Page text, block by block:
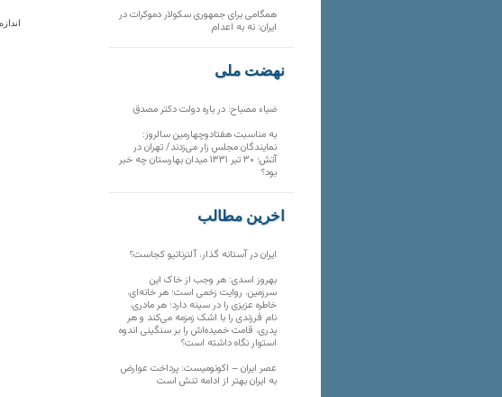
همگامی برای جمهوری سکولار دموکرات در
ایران: نه به اعدام
نهضت ملی
ضیاء مصباح: در باره دولت دکتر مصدق
به مناسبت هفتادوچهارمین سالروز:
نمایندگان مجلس زار می‌زدند/ تهران در
آتش؛ ۳۰ تیر ۱۳۳۱ میدان بهارستان چه خبر
بود؟
آخرین مطالب
ایران در آستانه گذار، آلترناتیو کجاست؟
بهروز اسدی: هر وجب از خاک‌ این
سرزمین، روایت زخمی است؛ هر خانه‌ای،
خاطره عزیزی را در سینه دارد؛ هر مادری،
نام فرزندی را با اشک زمزمه می‌کند و هر
پدری، قامت خمیده‌اش را بر سنگینی اندوه
استوار نگاه داشته است؟
عصر ایران – اکونومیست: پرداخت عوارض
به ایران بهتر از ادامه تنش است